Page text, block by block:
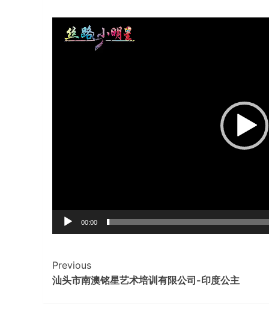
00:00
Continue
Reading
Previous
汕头市南澳铭星艺术培训有限公司-印度公主